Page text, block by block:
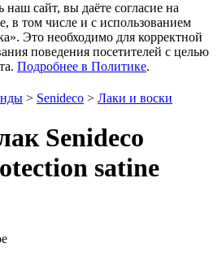
cайт, вы даёте согласие на
в том числе и с использованием
Это необходимо для корректной
поведения посетителей с целью
Подробнее в Политике.
> Senideco > Лаки и воски
Senideco
satine